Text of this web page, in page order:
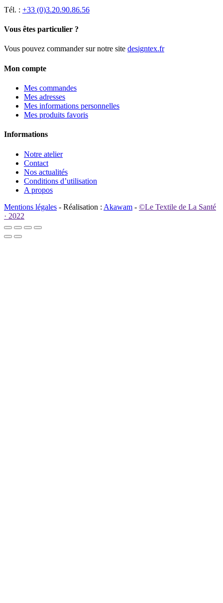
Tél. : +33 (0)3.20.90.86.56
Vous êtes particulier ?
Vous pouvez commander sur notre site designtex.fr
Mon compte
Mes commandes
Mes adresses
Mes informations personnelles
Mes produits favoris
Informations
Notre atelier
Contact
Nos actualités
Conditions d’utilisation
A propos
Mentions légales - Réalisation : Akawam - ©Le Textile de La Santé
· 2022